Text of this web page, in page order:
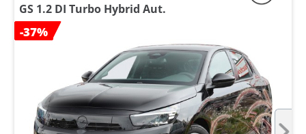
GS 1.2 DI Turbo Hybrid Aut.
-37%